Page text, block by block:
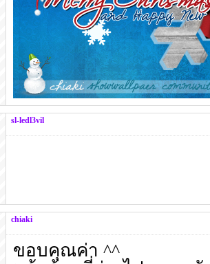
sl-ledl3vil
chiaki
ขอบคุณค่า ^^